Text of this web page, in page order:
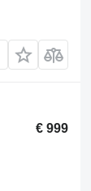
€ 999